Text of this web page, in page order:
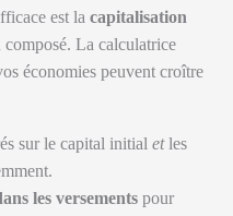
est la capitalisation
composé. La calculatrice
économies peuvent croître
sur le capital initial etles
les versements pour